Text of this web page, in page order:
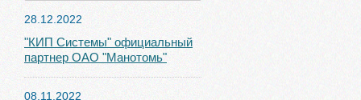
28.12.2022
"КИП Системы" официальный
партнер ОАО "Манотомь"
08.11.2022